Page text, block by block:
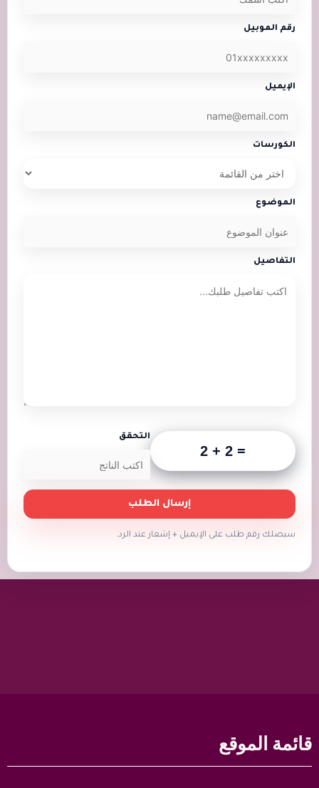
رقم الموبيل
الإيميل
الكورسات
الموضوع
التفاصيل
التحقق
إرسال الطلب
سيصلك رقم طلب على الإيميل + إشعار عند الرد.
قائمة الموقع